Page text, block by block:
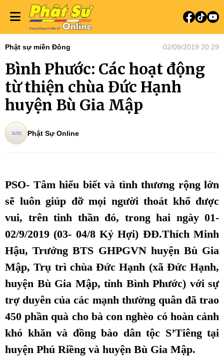
Phật sự miền Đông 02/09/2019 20:29
Bình Phước: Các hoạt động
từ thiện chùa Đức Hạnh
huyện Bù Gia Mập
Phật Sự Online
PSO- Tâm hiểu biết và tình thương rộng lớn
sẽ luôn giúp đỡ mọi người thoát khổ được
vui, trên tinh thần đó, trong hai ngày 01-
02/9/2019 (03- 04/8 Kỷ Hợi) ĐĐ.Thích Minh
Hậu, Trưởng BTS GHPGVN huyện Bù Gia
Mập, Trụ trì chùa Đức Hạnh (xã Đức Hạnh,
huyện Bù Gia Mập, tỉnh Bình Phước) với sự
trợ duyên của các mạnh thường quân đã trao
450 phần quà cho bà con nghèo có hoàn cảnh
khó khăn và đồng bào dân tộc S’Tiêng tại
huyện Phú Riềng và huyện Bù Gia Mập.